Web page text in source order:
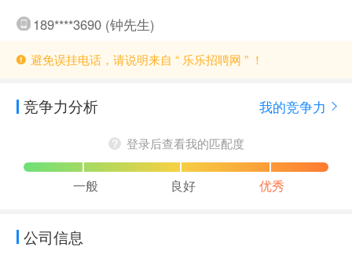
189****3690 (钟先生)
避免误挂电话，请说明来自 “ 乐乐招聘网 ” ！
竞争力分析 我的竞争力
登录后查看我的匹配度
一般 良好 优秀
公司信息